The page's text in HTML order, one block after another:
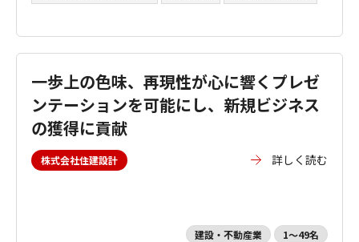
一歩上の色味、再現性が心に響くプレゼ
ンテーションを可能にし、新規ビジネス
の獲得に貢献
株式会社住建設計 詳しく読む
建設・不動産業 1～49名